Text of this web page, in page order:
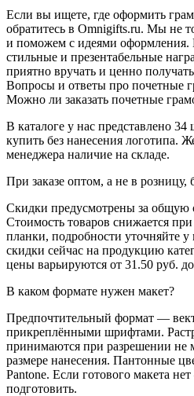
Если вы ищете, где оформить
обратитесь в Omnigifts.ru. Мы не
и поможем с идеями оформления.
стильные и презентабельные
приятно вручать и ценно
Вопросы и ответы про почетные
Можно ли заказать почетные
В каталоге у нас представлено
купить без нанесения логотипа.
менеджера наличие на складе.
При заказе оптом, а не в розницу,
Скидки предусмотрены за общую
Стоимость товаров снижается
планки, подробности уточняйте у
скидки сейчас на продукцию
цены варьируются от 31.50 руб.
В каком формате нужен макет?
Предпочтительный формат —
прикреплёнными шрифтами.
принимаются при разрешении не
размере нанесения. Пантонные
Pantone. Если готового макета
подготовить.